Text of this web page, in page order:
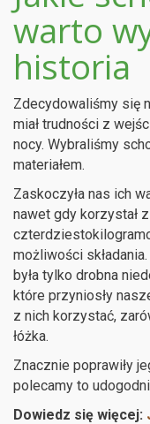
warto
historia
Zdecydowaliśmy się
miał trudności z
nocy. Wybraliśmy
materiałem.
Zaskoczyła nas ich
nawet gdy korzystał
możliwości
była tylko drobna
które przyniosły
z nich korzystać,
łóżka.
Znacznie poprawiły
polecamy to
Dowiedz się więcej: